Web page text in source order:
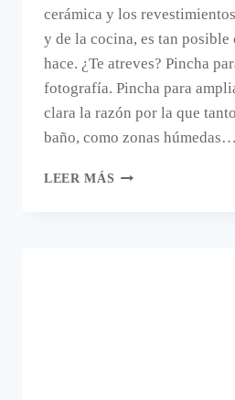
cerámica y los
y de la cocina, es tan posible
hace. ¿Te atreves? Pincha
fotografía. Pincha para
clara la razón por la que
baño, como zonas húmedas…
LEER MÁS CERÁMICA